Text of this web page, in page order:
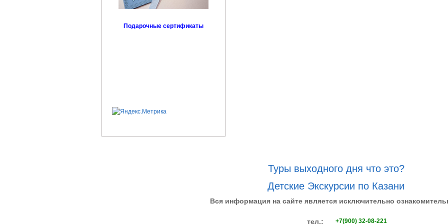
Подарочные сертификаты
Туры выходного дня что это?
Детские Экскурсии по Казани
Вся информация на сайте является исключительно
тел.: +7(900) 32-08-221